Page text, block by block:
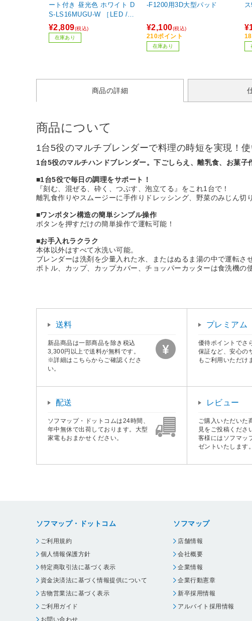
ート付き 昼光色 ホワイト D
S-LS16MUGU-W ［LED /昼
光色］
¥2,809(税込)
在庫あり
-F1200用3D大型パッド
¥2,100(税込)
210ポイント
在庫あり
商品の詳細
商品について
1台5役のマルチブレンダーで料理の時短を実現！
1台5役のマルチハンドブレンダー。下ごしらえ、離乳食、お菓子
■1台5役で毎日の調理をサポート！
『刻む、混ぜる、砕く、つぶす、泡立てる』をこれ1台で！
離乳食作りやスムージーに手作りドレッシング、野菜のみじん切
■ワンボタン構造の簡単シンプル操作
ボタンを押すだけの簡単操作で運転可能！
■お手入れラクラク
本体以外はすべて水洗い可能。
ブレンダーは洗剤を少量入れた水、またはぬるま湯の中で運転さ
ボトル、カップ、カップカバー、チョッパーカッターは食洗機の
送料
新品商品は一部商品を除き税込
3,300円以上で送料が無料です。
※詳細はこちらからご確認くださ
い。
プレミアム
優待ポイントでさ
保証など、安心の
もご利用いただけ
配送
ソフマップ・ドットコムは24時間、
年中無休で出荷しております。大型
家電もおまかせください。
レビュー
ご購入いただいた
見をご投稿くださ
客様にはソフマッ
ゼントいたします。
ソフマップ・ドットコム
ご利用規約
個人情報保護方針
特定商取引法に基づく表示
資金決済法に基づく情報提供について
古物営業法に基づく表示
ご利用ガイド
お問い合わせ
ソフマップ
店舗情報
会社概要
企業情報
企業行動憲章
新卒採用情報
アルバイト採用情報